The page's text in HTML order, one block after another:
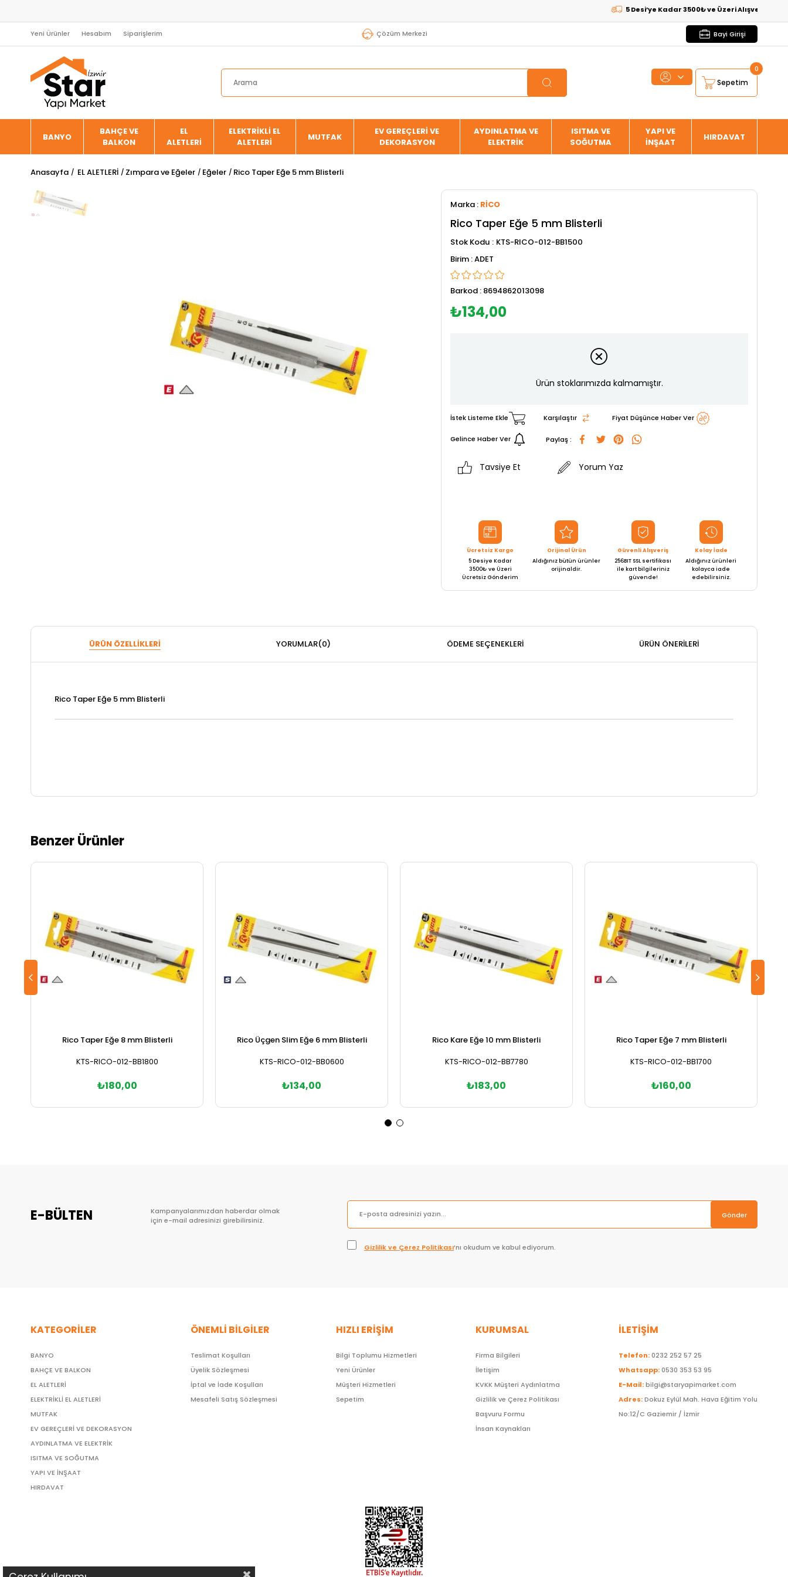
5 Desi’ye Kadar 3500₺ ve Üzeri Alışverişlerde
Yeni Ürünler Hesabım Siparişlerim Çözüm Merkezi Bayi Girişi
Sepetim
0
BANYO
BAHÇE VE
BALKON
EL
ALETLERİ
ELEKTRİKLİ EL
ALETLERİ
MUTFAK
EV GEREÇLERİ VE
DEKORASYON
AYDINLATMA VE
ELEKTRİK
ISITMA VE
SOĞUTMA
YAPI VE
İNŞAAT
HIRDAVAT
Anasayfa EL ALETLERİ Zımpara ve Eğeler Eğeler Rico Taper Eğe 5 mm Blisterli
Marka : RİCO
Rico Taper Eğe 5 mm Blisterli
Stok Kodu
KTS-RICO-012-BB1500
ADET
Barkod : 8694862013098
₺134,00
Ürün stoklarımızda kalmamıştır.
İstek Listeme Ekle Karşılaştır Fiyat Düşünce Haber Ver
Gelince Haber Ver Paylaş :
Tavsiye Et Yorum Yaz
Ücretsiz Kargo
5 Desiye Kadar
3500₺ ve Üzeri
Ücretsiz Gönderim
Orijinal Ürün
Aldığınız bütün ürünler
orijinaldir.
Güvenli Alışveriş
256BIT SSL sertifikası
ile kart bilgileriniz
güvende!
Kolay İade
Aldığınız ürünleri
kolayca iade
edebilirsiniz.
ÜRÜN ÖZELLIKLERI YORUMLAR(0) ÖDEME SEÇENEKLERI ÜRÜN ÖNERILERI
Rico Taper Eğe 5 mm Blisterli
Benzer Ürünler
Rico Taper Eğe 8 mm Blisterli
KTS-RICO-012-BB1800
₺180,00
Rico Üçgen Slim Eğe 6 mm Blisterli
KTS-RICO-012-BB0600
₺134,00
Rico Kare Eğe 10 mm Blisterli
KTS-RICO-012-BB7780
₺183,00
Rico Taper Eğe 7 mm Blisterli
KTS-RICO-012-BB1700
₺160,00
E-BÜLTEN
Kampanyalarımızdan haberdar olmak
için e-mail adresinizi girebilirsiniz.
Gönder
Gizlilik ve Çerez Politikası’nı okudum ve kabul ediyorum.
KATEGORİLER
BANYO
BAHÇE VE BALKON
EL ALETLERİ
ELEKTRİKLİ EL ALETLERİ
MUTFAK
EV GEREÇLERİ VE DEKORASYON
AYDINLATMA VE ELEKTRİK
ISITMA VE SOĞUTMA
YAPI VE İNŞAAT
HIRDAVAT
ÖNEMLİ BİLGİLER
Teslimat Koşulları
Üyelik Sözleşmesi
İptal ve İade Koşulları
Mesafeli Satış Sözleşmesi
HIZLI ERİŞİM
Bilgi Toplumu Hizmetleri
Yeni Ürünler
Müşteri Hizmetleri
Sepetim
KURUMSAL
Firma Bilgileri
İletişim
KVKK Müşteri Aydınlatma
Gizlilik ve Çerez Politikası
Başvuru Formu
İnsan Kaynakları
İLETİŞİM
Telefon:0232 252 57 25
Whatsapp:0530 353 53 95
E-Mail:bilgi@staryapimarket.com
Adres:Dokuz Eylül Mah. Hava Eğitim Yolu
No:12/C Gaziemir / İzmir